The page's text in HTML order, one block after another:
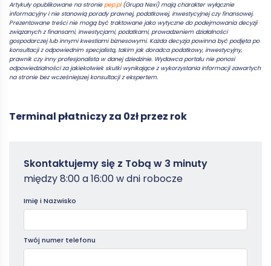
Artykuły opublikowane na stroniepep.pl(Grupa Nexi) mają charakter wyłącznie
informacyjny i nie stanowią porady prawnej, podatkowej, inwestycyjnej czy finansowej.
Prezentowane treści nie mogą być traktowane jako wytyczne do podejmowania decyzji
związanych z finansami, inwestycjami, podatkami, prowadzeniem działalności
gospodarczej lub innymi kwestiami biznesowymi. Każda decyzja powinna być podjęta po
konsultacji z odpowiednim specjalistą, takim jak doradca podatkowy, inwestycyjny,
prawnik czy inny profesjonalista w danej dziedzinie. Wydawca portalu nie ponosi
odpowiedzialności za jakiekolwiek skutki wynikające z wykorzystania informacji zawartych
na stronie bez wcześniejszej konsultacji z ekspertem.
Terminal płatniczy za 0zł przez rok
Zamowterminal
Poradniki
Skontaktujemy się z Tobą w 3 minuty
między 8:00 a 16:00 w dni robocze
Imię i Nazwisko
Twój numer telefonu